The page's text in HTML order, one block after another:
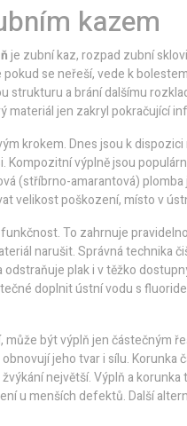
kazem
je zubní kaz,rozpad zubní
pokud se neřeší, vede k
a brání dalšímu
materiál jen zakryl pokračující
krokem. Dnes jsou k
. Kompozitní výplně jsou
(stříbrno-amarantová)
velikost poškození, místo v
To zahrnuje
narušit. Správná technika
plak i v těžko
doplnit ústní vodu s
být výplň jen částečným
jeho tvar i sílu. Korunka
největší. Výplň a korunka
u menších defektů. Další